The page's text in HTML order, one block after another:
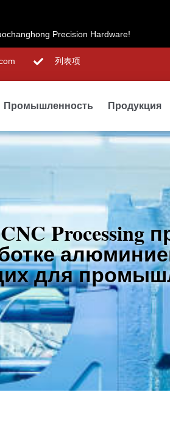
Precision Hardware!
列表项
Промышленность Продукция
Processing
для